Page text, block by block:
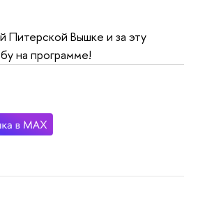
Питерской Вышке и за эту
на программе!